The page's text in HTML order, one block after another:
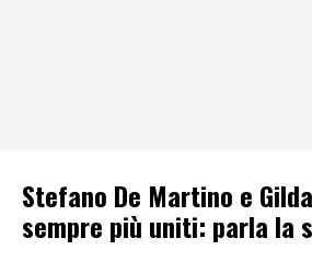
Stefano De Martino e
sempre più uniti: parla la